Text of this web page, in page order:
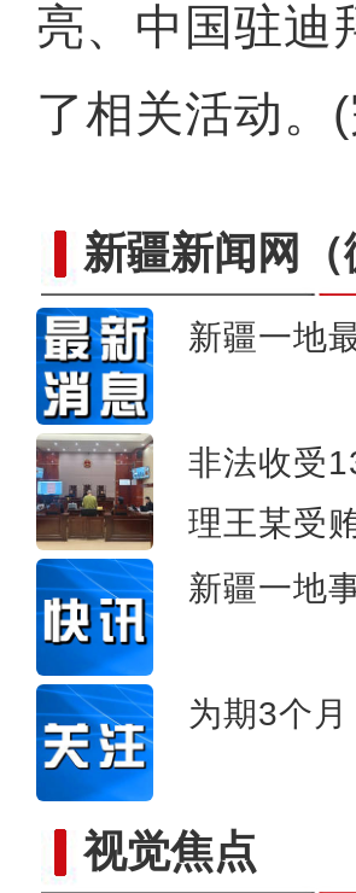
亮、中国驻迪
了相关活动。
新疆新闻网
新疆一地
非法收受
理王某受
新疆一地
为期3个
视觉焦点新疆：万余